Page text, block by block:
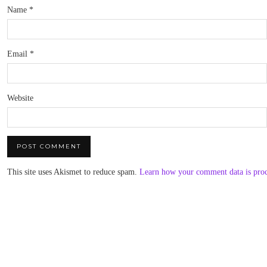
Name *
Email *
Website
This site uses Akismet to reduce spam. Learn how your comment data is